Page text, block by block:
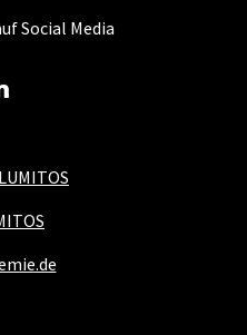
Social Media